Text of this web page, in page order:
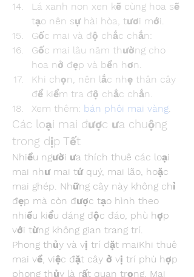
Lá xanh non xen kẽ cùng hoa sẽ
tạo nên sự hài hòa, tươi mới.
Gốc mai và độ chắc chắn:
Gốc mai lâu năm thường cho
hoa nở đẹp và bền hơn.
Khi chọn, nên lắc nhẹ thân cây
để kiểm tra độ chắc chắn.
Xem thêm: bán phôi mai vàng.
Các loại mai được ưa chuộng
trong dịp Tết
Nhiều người ưa thích thuê các loại
mai như mai tứ quý, mai lão, hoặc
mai ghép. Những cây này không chỉ
đẹp mà còn được tạo hình theo
nhiều kiểu dáng độc đáo, phù hợp
với từng không gian trang trí.
Phong thủy và vị trí đặt maiKhi thuê
mai về, việc đặt cây ở vị trí phù hợp
phong thủy là rất quan trọng. Mai